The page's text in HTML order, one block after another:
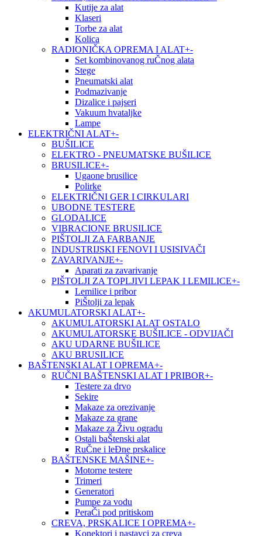
Kutije za alat
Klaseri
Torbe za alat
Kolica
RADIONIČKA OPREMA I ALAT+-
Set kombinovanog ruČnog alata
Stege
Pneumatski alat
Podmazivanje
Dizalice i pajseri
Vakuum hvataljke
Lampe
ELEKTRIČNI ALAT+-
BUŠILICE
ELEKTRO - PNEUMATSKE BUŠILICE
BRUSILICE+-
Ugaone brusilice
Polirke
ELEKTRIČNI GER I CIRKULARI
UBODNE TESTERE
GLODALICE
VIBRACIONE BRUSILICE
PIŠTOLJI ZA FARBANJE
INDUSTRIJSKI FENOVI I USISIVAČI
ZAVARIVANJE+-
Aparati za zavarivanje
PIŠTOLJI ZA TOPLJIVI LEPAK I LEMILICE+-
Lemilice i pribor
PiŠtolji za lepak
AKUMULATORSKI ALAT+-
AKUMULATORSKI ALAT OSTALO
AKUMULATORSKE BUŠILICE - ODVIJAČI
AKU UDARNE BUŠILICE
AKU BRUSILICE
BAŠTENSKI ALAT I OPREMA+-
RUČNI BAŠTENSKI ALAT I PRIBOR+-
Testere za drvo
Sekire
Makaze za orezivanje
Makaze za grane
Makaze za Živu ogradu
Ostali baŠtenski alat
RuČne i leĐne prskalice
BAŠTENSKE MAŠINE+-
Motorne testere
Trimeri
Generatori
Pumpe za vodu
PeraČi pod pritiskom
CREVA, PRSKALICE I OPREMA+-
Konektori i nastavci za creva